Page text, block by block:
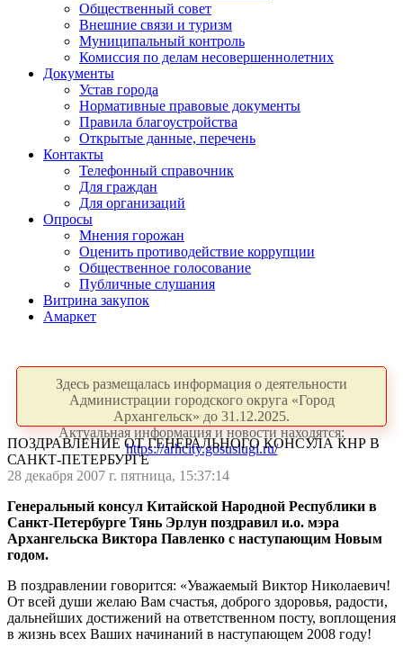
Общественный совет
Внешние связи и туризм
Муниципальный контроль
Комиссия по делам несовершеннолетних
Документы
Устав города
Нормативные правовые документы
Правила благоустройства
Открытые данные, перечень
Контакты
Телефонный справочник
Для граждан
Для организаций
Опросы
Мнения горожан
Оценить противодействие коррупции
Общественное голосование
Публичные слушания
Витрина закупок
Амаркет
Здесь размещалась информация о деятельности
Администрации городского округа «Город
Архангельск» до 31.12.2025.
Актуальная информация и новости находятся:
https://arhcity.gosuslugi.ru/
ПОЗДРАВЛЕНИЕ ОТ ГЕНЕРАЛЬНОГО КОНСУЛА КНР В
САНКТ-ПЕТЕРБУРГЕ
28 декабря 2007 г. пятница, 15:37:14
Генеральный консул Китайской Народной Республики в
Санкт-Петербурге Тянь Эрлун поздравил и.о. мэра
Архангельска Виктора Павленко с наступающим Новым
годом.
В поздравлении говорится: «Уважаемый Виктор Николаевич!
От всей души желаю Вам счастья, доброго здоровья, радости,
дальнейших достижений на ответственном посту, воплощения
в жизнь всех Ваших начинаний в наступающем 2008 году!